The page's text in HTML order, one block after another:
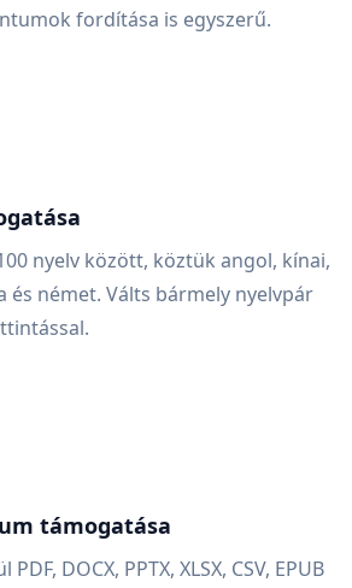
fordítása is egyszerű.
nyelv között, köztük angol, kínai,
és német. Válts bármely nyelvpár
támogatása
DOCX, PPTX, XLSX, CSV, EPUB